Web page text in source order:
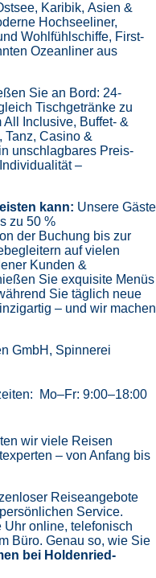
Karibik, Asien &
Hochseeliner,
Wohlfühlschiffe, First-
Ozeanliner aus
Sie an Bord: 24-
Tischgetränke zu
All Inclusive, Buffet- &
Tanz, Casino &
unschlagbares Preis-
–
kann: Unsere Gäste
zu 50 %
der Buchung bis zur
auf vielen
Kunden &
Sie exquisite Menüs
Sie täglich neue
– und wir machen
GmbH, Spinnerei
Mo–Fr: 9:00–18:00
wir viele Reisen
– von Anfang bis
Reiseangebote
Service.
Uhr online, telefonisch
Büro. Genau so, wie Sie
bei Holdenried-